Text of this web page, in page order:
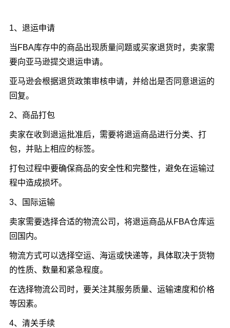
1、退运申请
当FBA库存中的商品出现质量问题或买家退货时，卖家需
要向亚马逊提交退运申请。
亚马逊会根据退货政策审核申请，并给出是否同意退运的
回复。
2、商品打包
卖家在收到退运批准后，需要将退运商品进行分类、打
包，并贴上相应的标签。
打包过程中要确保商品的安全性和完整性，避免在运输过
程中造成损坏。
3、国际运输
卖家需要选择合适的物流公司，将退运商品从FBA仓库运
回国内。
物流方式可以选择空运、海运或快递等，具体取决于货物
的性质、数量和紧急程度。
在选择物流公司时，要关注其服务质量、运输速度和价格
等因素。
4、清关手续